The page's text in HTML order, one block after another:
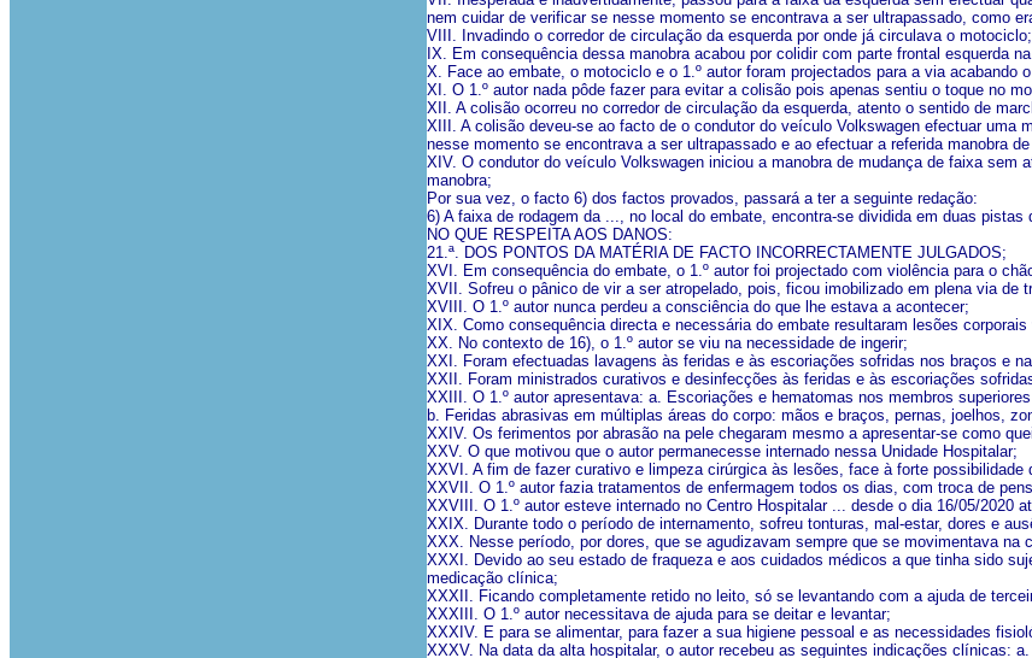
nem cuidar de verificar se nesse momento se encontrava a ser ultrapassado, como
VIII. Invadindo o corredor de circulação da esquerda por onde já circulava o motociclo;
IX. Em consequência dessa manobra acabou por colidir com parte frontal esquerda
X. Face ao embate, o motociclo e o 1.º autor foram projectados para a via acabando
XI. O 1.º autor nada pôde fazer para evitar a colisão pois apenas sentiu o toque no
XII. A colisão ocorreu no corredor de circulação da esquerda, atento o sentido de
XIII. A colisão deveu-se ao facto de o condutor do veículo Volkswagen efectuar uma
nesse momento se encontrava a ser ultrapassado e ao efectuar a referida manobra
XIV. O condutor do veículo Volkswagen iniciou a manobra de mudança de faixa
manobra;
Por sua vez, o facto 6) dos factos provados, passará a ter a seguinte redação:
6) A faixa de rodagem da ..., no local do embate, encontra-se dividida em duas pistas
NO QUE RESPEITA AOS DANOS:
21.ª. DOS PONTOS DA MATÉRIA DE FACTO INCORRECTAMENTE JULGADOS;
XVI. Em consequência do embate, o 1.º autor foi projectado com violência para o
XVII. Sofreu o pânico de vir a ser atropelado, pois, ficou imobilizado em plena via de
XVIII. O 1.º autor nunca perdeu a consciência do que lhe estava a acontecer;
XIX. Como consequência directa e necessária do embate resultaram lesões corporais
XX. No contexto de 16), o 1.º autor se viu na necessidade de ingerir;
XXI. Foram efectuadas lavagens às feridas e às escoriações sofridas nos braços e
XXII. Foram ministrados curativos e desinfecções às feridas e às escoriações
XXIII. O 1.º autor apresentava: a. Escoriações e hematomas nos membros
b. Feridas abrasivas em múltiplas áreas do corpo: mãos e braços, pernas, joelhos,
XXIV. Os ferimentos por abrasão na pele chegaram mesmo a apresentar-se como
XXV. O que motivou que o autor permanecesse internado nessa Unidade Hospitalar;
XXVI. A fim de fazer curativo e limpeza cirúrgica às lesões, face à forte possibilidade
XXVII. O 1.º autor fazia tratamentos de enfermagem todos os dias, com troca de
XXVIII. O 1.º autor esteve internado no Centro Hospitalar ... desde o dia 16/05/2020
XXIX. Durante todo o período de internamento, sofreu tonturas, mal-estar, dores e
XXX. Nesse período, por dores, que se agudizavam sempre que se movimentava
XXXI. Devido ao seu estado de fraqueza e aos cuidados médicos a que tinha sido
medicação clínica;
XXXII. Ficando completamente retido no leito, só se levantando com a ajuda de
XXXIII. O 1.º autor necessitava de ajuda para se deitar e levantar;
XXXIV. E para se alimentar, para fazer a sua higiene pessoal e as necessidades
XXXV. Na data da alta hospitalar, o autor recebeu as seguintes indicações clínicas: a.